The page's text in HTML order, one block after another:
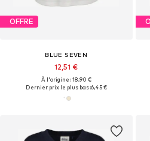
OFFRE
BLUE SEVEN
12,51 €
À l'origine : 18,90 €
Dernier prix le plus bas :6,45 €